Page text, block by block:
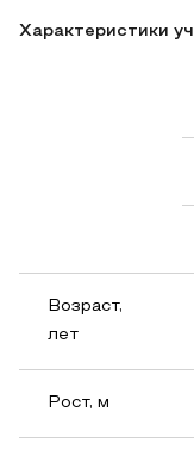
Характеристики
Возраст,
лет
Рост, м